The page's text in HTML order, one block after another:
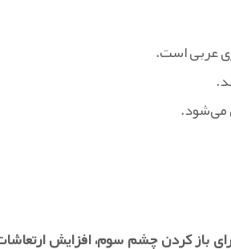
عربی است.
می‌شود.
باز کردن چشم سوم، افزایش